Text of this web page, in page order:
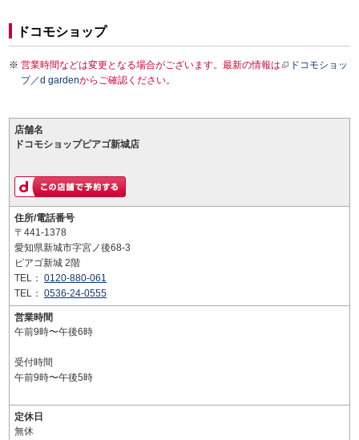
ドコモショップ
営業時間などは変更となる場合がございます。最新の情報は
ドコモショッ
プ／d gardenからご確認ください。
店舗名
ドコモショップピアゴ新城店
住所/電話番号
〒441-1378
愛知県新城市字宮ノ後68-3
ピアゴ新城 2階
TEL： 0120-880-061
TEL： 0536-24-0555
営業時間
午前9時〜午後6時
受付時間
午前9時〜午後5時
定休日
無休